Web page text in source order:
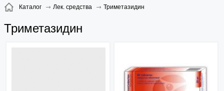
Каталог Лек. средства Триметазидин
Триметазидин